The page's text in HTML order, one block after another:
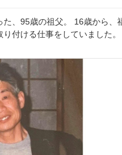
た、95歳の祖父。 16歳から、
付ける仕事をしていました。